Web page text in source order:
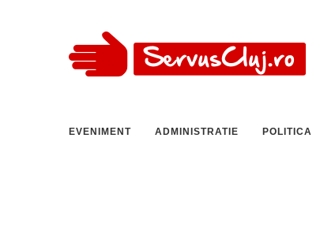
EVENIMENT ADMINISTRATIE POLITICA